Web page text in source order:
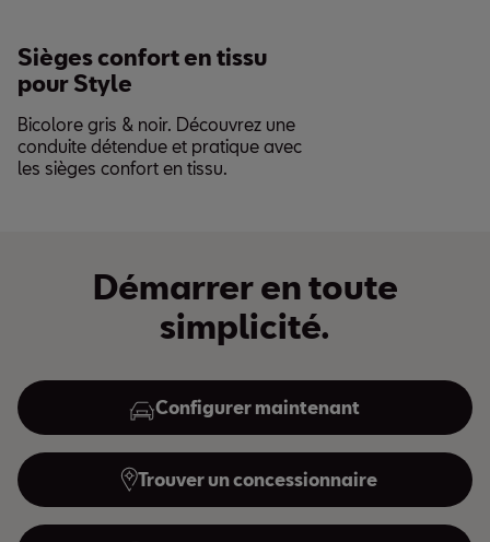
Sièges confort en tissu
pour Style
Bicolore gris & noir. Découvrez une
conduite détendue et pratique avec
les sièges confort en tissu.
Démarrer en toute
simplicité.
Configurer maintenant
Trouver un concessionnaire